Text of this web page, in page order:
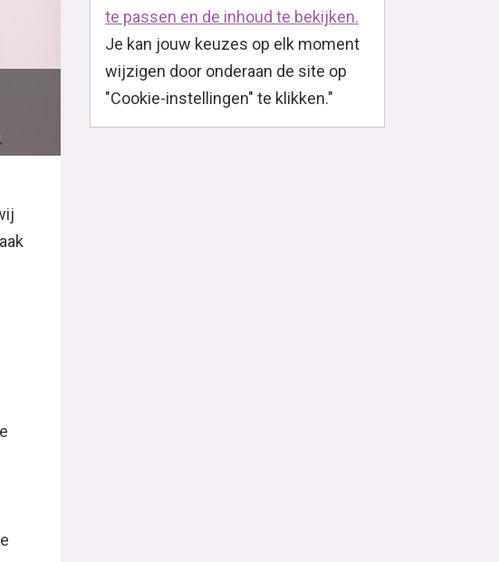
te passen en de inhoud te bekijken.
Je kan jouw keuzes op elk moment
wijzigen door onderaan de site op
"Cookie-instellingen" te klikken."